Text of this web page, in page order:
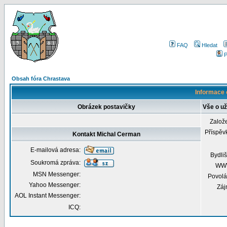
FAQ
Hledat
Obsah fóra Chrastava
Informace
Obrázek postavičky Vše o
Kontakt Michal Cerman
E-mailová adresa:
Soukromá zpráva:
MSN Messenger:
Yahoo Messenger:
AOL Instant Messenger:
ICQ: